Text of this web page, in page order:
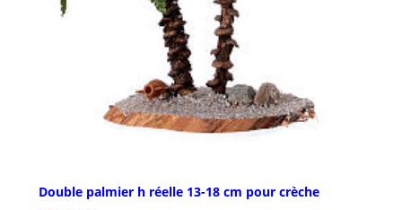
Double palmier h réelle 13-18 cm pour crèche